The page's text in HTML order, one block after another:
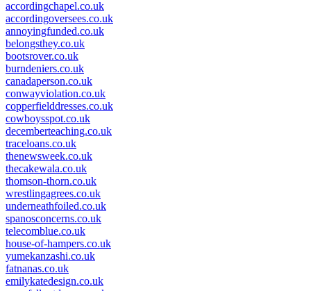
accordingchapel.co.uk
accordingoversees.co.uk
annoyingfunded.co.uk
belongsthey.co.uk
bootsrover.co.uk
burndeniers.co.uk
canadaperson.co.uk
conwayviolation.co.uk
copperfielddresses.co.uk
cowboysspot.co.uk
decemberteaching.co.uk
traceloans.co.uk
thenewsweek.co.uk
thecakewala.co.uk
thomson-thorn.co.uk
wrestlingagrees.co.uk
underneathfoiled.co.uk
spanosconcerns.co.uk
telecomblue.co.uk
house-of-hampers.co.uk
yumekanzashi.co.uk
fatnanas.co.uk
emilykatedesign.co.uk